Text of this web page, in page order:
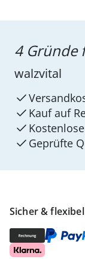
Sicher &
4 Gründe
walzvital
Kauf auf
Geprüfte